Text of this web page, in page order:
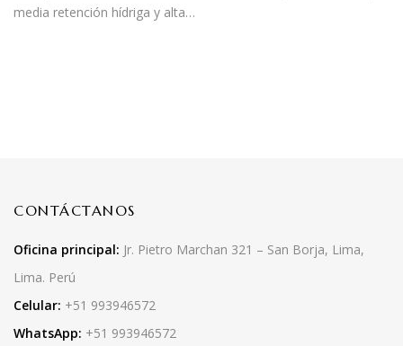
media retención hídriga y alta…
CONTÁCTANOS
Oficina principal: Jr. Pietro Marchan 321 – San Borja, Lima,
Lima. Perú
Celular: +51 993946572
WhatsApp: +51 993946572